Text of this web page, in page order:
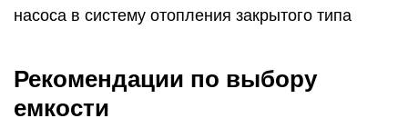
насоса в систему отопления закрытого типа
Рекомендации по выбору
емкости